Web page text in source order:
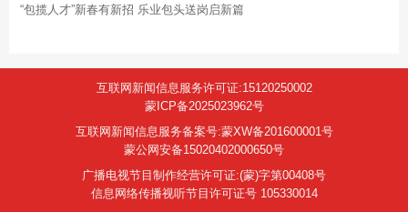
“包揽人才”新春有新招 乐业包头送岗启新篇
互联网新闻信息服务许可证:15120250002
蒙ICP备2025023962号
互联网新闻信息服务备案号:蒙XW备201600001号
蒙公网安备15020402000650号
广播电视节目制作经营许可证:(蒙)字第00408号
信息网络传播视听节目许可证号 105330014